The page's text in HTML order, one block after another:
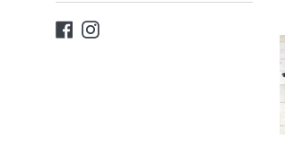
Facebook
Instagram